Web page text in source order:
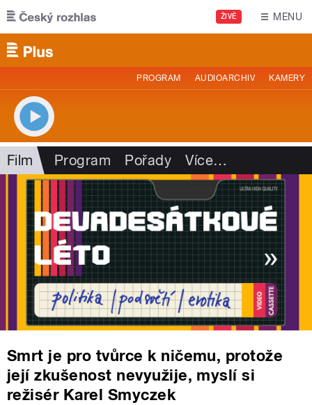
Přejít k hlavnímu obsahu
ŽIVĚ MENU
PROGRAM AUDIOARCHIV KAMERY
Film Program Pořady Více…
Smrt je pro tvůrce k ničemu, protože
její zkušenost nevyužije, myslí si
režisér Karel Smyczek